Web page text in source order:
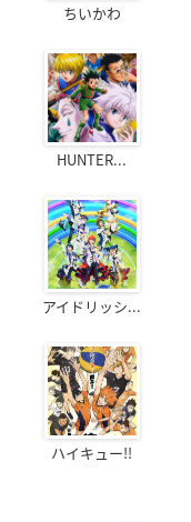
ちいかわ
HUNTER...
アイドリッシ...
ハイキュー!!